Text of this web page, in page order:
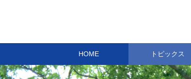
HOME トピックス